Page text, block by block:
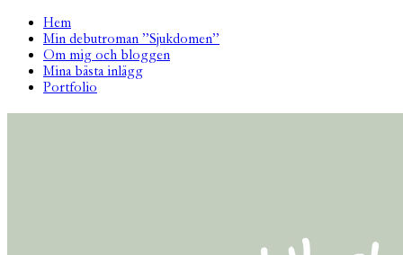
Hem
Min debutroman ”Sjukdomen”
Om mig och bloggen
Mina bästa inlägg
Portfolio